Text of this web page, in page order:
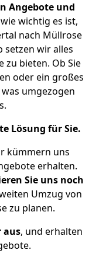
Angebote und
wichtig es ist,
nach Müllrose
setzen wir alles
zu bieten. Ob Sie
oder ein großes
umgezogen
Lösung für Sie.
kümmern uns
erhalten.
Sie uns noch
Umzug von
zu planen.
aus, und erhalten